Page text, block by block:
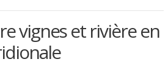
vignes et rivière en